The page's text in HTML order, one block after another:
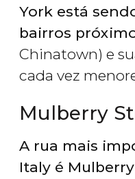
York está
bairros
Chinatown) e
cada vez
Mulberry
A rua mais
Italy é